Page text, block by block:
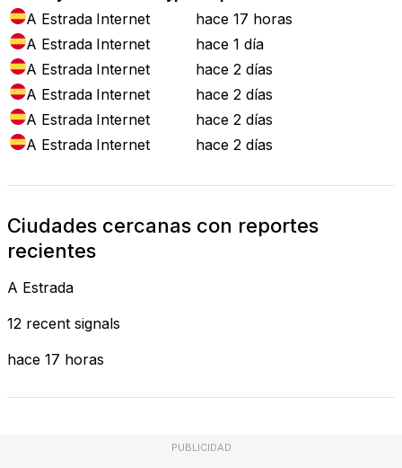
A Estrada Internet
hace 17 horas
A Estrada Internet
hace 1 día
A Estrada Internet
hace 2 días
A Estrada Internet
hace 2 días
A Estrada Internet
hace 2 días
A Estrada Internet hace 2 días
Ciudades cercanas con reportes
recientes
A Estrada
12 recent signals
hace 17 horas
PUBLICIDAD